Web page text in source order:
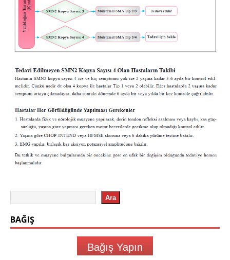
Ara
BAĞIŞ
Bağış Yapın